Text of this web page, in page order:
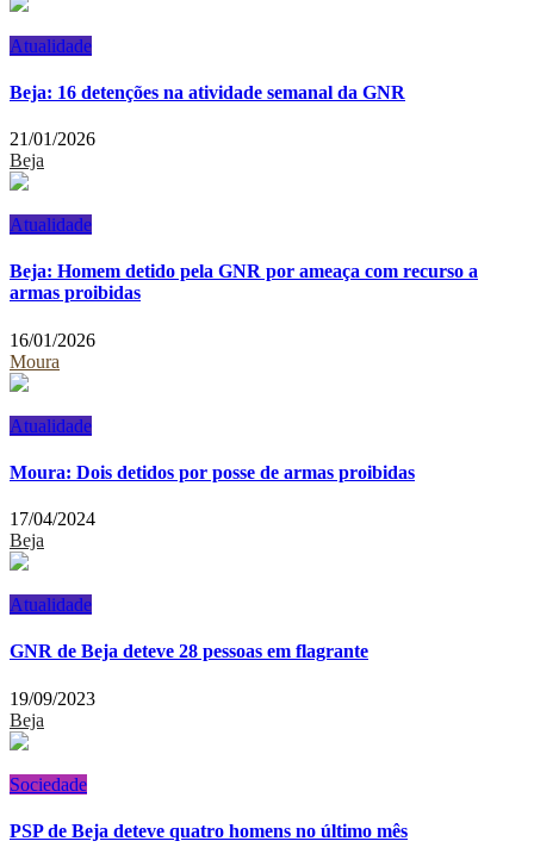
Atualidade
Beja: 16 detenções na atividade semanal da GNR
21/01/2026
Beja
Atualidade
Beja: Homem detido pela GNR por ameaça com recurso a
armas proibidas
16/01/2026
Moura
Atualidade
Moura: Dois detidos por posse de armas proibidas
17/04/2024
Beja
Atualidade
GNR de Beja deteve 28 pessoas em flagrante
19/09/2023
Beja
Sociedade
PSP de Beja deteve quatro homens no último mês